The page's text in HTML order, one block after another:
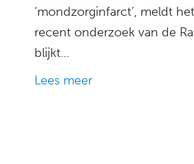
‘mondzorginfarct’, meldt
recent onderzoek van de
blijkt…
Lees meer